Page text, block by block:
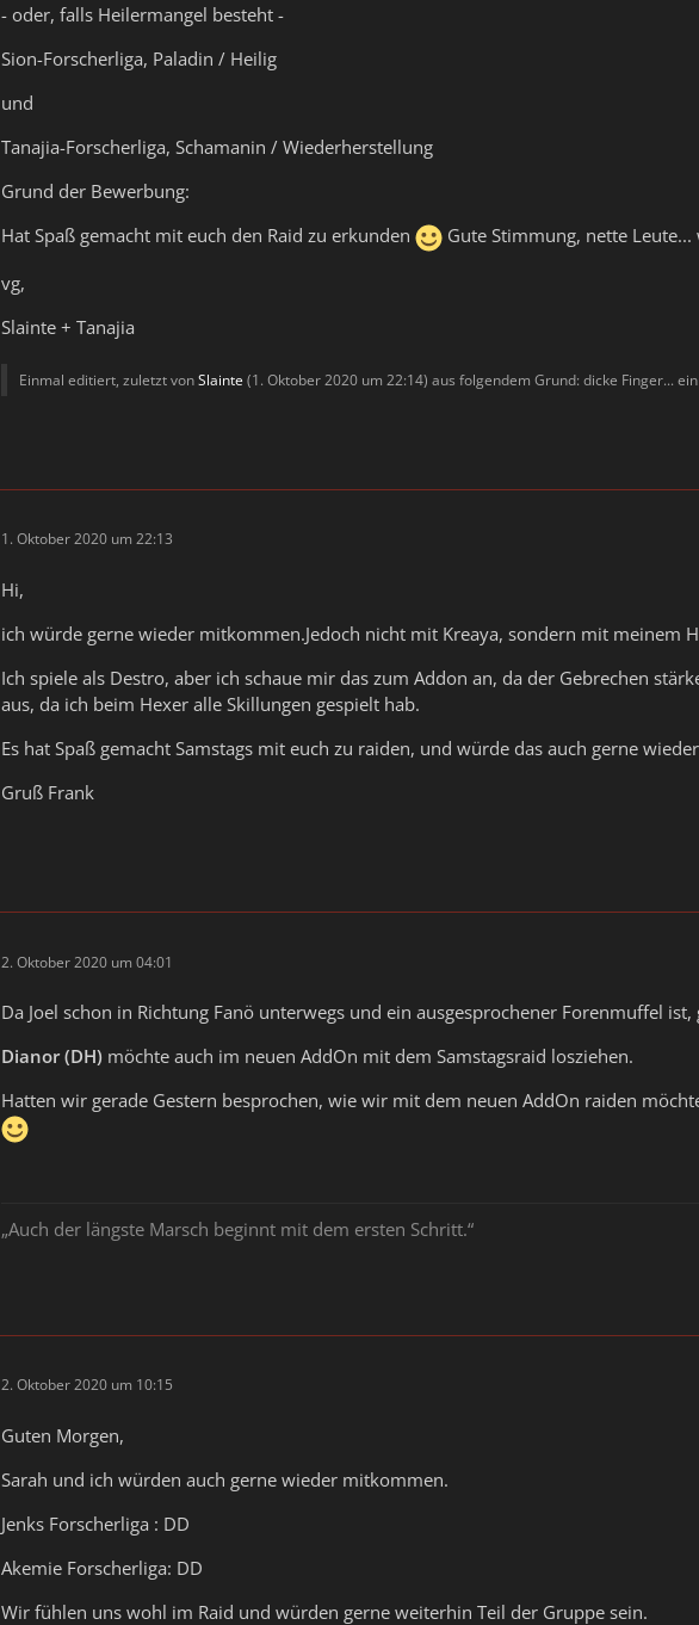
- oder, falls Heilermangel besteht -
Sion-Forscherliga, Paladin / Heilig
und
Tanajia-Forscherliga, Schamanin / Wiederherstellung
Grund der Bewerbung:
Hat Spaß gemacht mit euch den Raid zu erkunden
Gute Stimmung, nette
vg,
Slainte + Tanajia
Einmal editiert, zuletzt vonSlainte (1. Oktober 2020 um 22:14) aus folgendem Grund: dicke Finger...
1. Oktober 2020 um 22:13
Hi,
ich würde gerne wieder mitkommen.Jedoch nicht mit Kreaya, sondern mit meinem
Ich spiele als Destro, aber ich schaue mir das zum Addon an, da der Gebrechen
aus, da ich beim Hexer alle Skillungen gespielt hab.
Es hat Spaß gemacht Samstags mit euch zu raiden, und würde das auch gerne
Gruß Frank
2. Oktober 2020 um 04:01
Da Joel schon in Richtung Fanö unterwegs und ein ausgesprochener Forenmuffel
Dianor (DH) möchte auch im neuen AddOn mit dem Samstagsraid losziehen.
Hatten wir gerade Gestern besprochen, wie wir mit dem neuen AddOn raiden
„Auch der längste Marsch beginnt mit dem ersten Schritt.“
2. Oktober 2020 um 10:15
Guten Morgen,
Sarah und ich würden auch gerne wieder mitkommen.
Jenks Forscherliga : DD
Akemie Forscherliga: DD
Wir fühlen uns wohl im Raid und würden gerne weiterhin Teil der Gruppe sein.